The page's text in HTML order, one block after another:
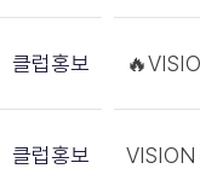
클럽홍보
클럽홍보